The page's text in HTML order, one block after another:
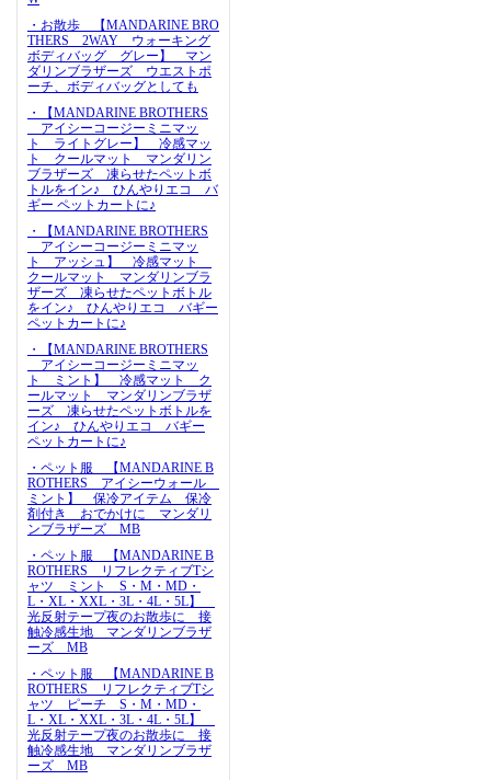
・お散歩 【MANDARINE BRO
THERS 2WAY ウォーキング
ボディバッグ グレー】 マン
ダリンブラザーズ ウエストポ
ーチ、ボディバッグとしても
・【MANDARINE BROTHERS
アイシーコージーミニマッ
ト ライトグレー】 冷感マッ
ト クールマット マンダリン
ブラザーズ 凍らせたペットボ
トルをイン♪ ひんやりエコ バ
ギー ペットカートに♪
・【MANDARINE BROTHERS
アイシーコージーミニマッ
ト アッシュ】 冷感マット
クールマット マンダリンブラ
ザーズ 凍らせたペットボトル
をイン♪ ひんやりエコ バギー
ペットカートに♪
・【MANDARINE BROTHERS
アイシーコージーミニマッ
ト ミント】 冷感マット ク
ールマット マンダリンブラザ
ーズ 凍らせたペットボトルを
イン♪ ひんやりエコ バギー
ペットカートに♪
・ペット服 【MANDARINE B
ROTHERS アイシーウォール
ミント】 保冷アイテム 保冷
剤付き おでかけに マンダリ
ンブラザーズ MB
・ペット服 【MANDARINE B
ROTHERS リフレクティブTシ
ャツ ミント S・M・MD・
L・XL・XXL・3L・4L・5L】
光反射テープ夜のお散歩に 接
触冷感生地 マンダリンブラザ
ーズ MB
・ペット服 【MANDARINE B
ROTHERS リフレクティブTシ
ャツ ピーチ S・M・MD・
L・XL・XXL・3L・4L・5L】
光反射テープ夜のお散歩に 接
触冷感生地 マンダリンブラザ
ーズ MB